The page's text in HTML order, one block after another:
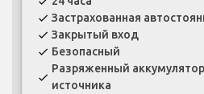
check Застрахованная
check Закрытый вход
check Безопасный
check
Разряженный
источника